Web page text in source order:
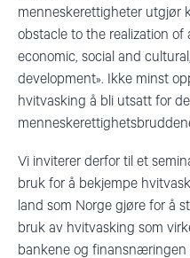
menneskerettigheter utgjør
obstacle to the realization of
economic, social and
development». Ikke minst
hvitvasking å bli utsatt for
Vi inviterer derfor til et
bruk for å bekjempe
land som Norge gjøre for å
bruk av hvitvasking som
bankene og finansnæringen